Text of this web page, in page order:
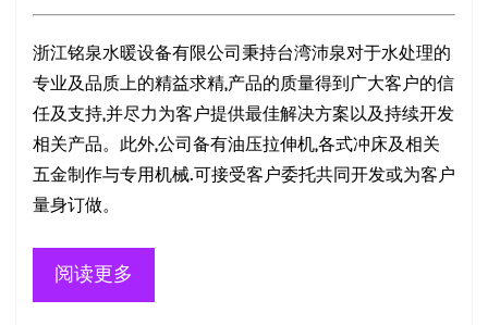
浙江铭泉水暖设备有限公司秉持台湾沛泉对于水处理的
专业及品质上的精益求精,产品的质量得到广大客户的信
任及支持,并尽力为客户提供最佳解决方案以及持续开发
相关产品。此外,公司备有油压拉伸机,各式冲床及相关
五金制作与专用机械.可接受客户委托共同开发或为客户
量身订做。
阅读更多